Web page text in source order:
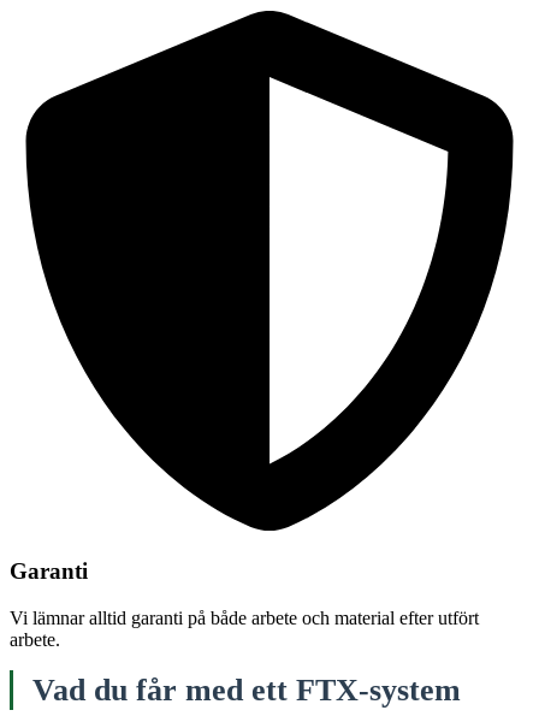
Garanti
Vi lämnar alltid garanti på både arbete och material efter utfört
arbete.
Vad du får med ett FTX-system